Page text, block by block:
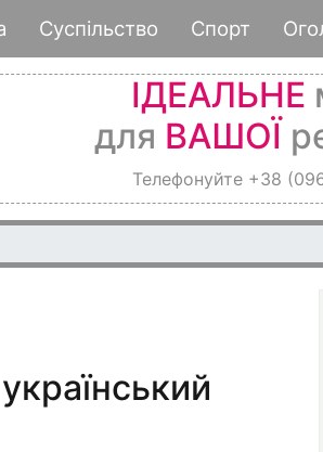
Суспільство Спорт
ІДЕАЛЬНЕ
для ВАШОЇ
Телефонуйте +38